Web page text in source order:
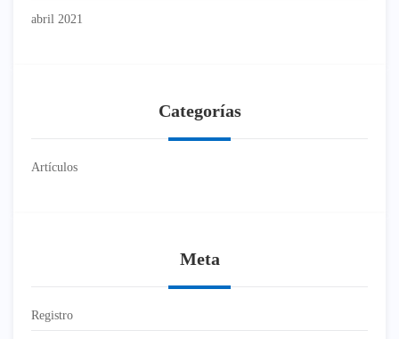
abril 2021
Categorías
Artículos
Meta
Registro